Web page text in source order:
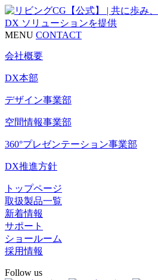
MENU CONTACT
会社概要
DX本部
デザイン事業部
空間情報事業部
360°プレゼンテーション事業部
DX推進方針
トップページ
取扱製品一覧
新着情報
サポート
ショールーム
採用情報
Follow us